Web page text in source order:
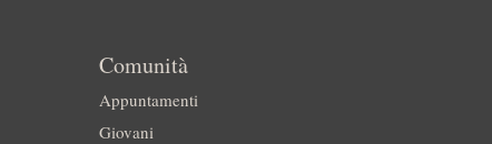
Comunità
Appuntamenti
Giovani